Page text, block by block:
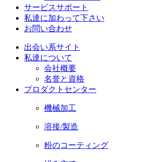
サービスサポート
私達に加わって下さい
お問い合わせ
出会い系サイト
私達について
会社概要
名誉と資格
プロダクトセンター
機械加工
溶接/製造
粉のコーティング